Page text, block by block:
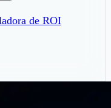
de ROI